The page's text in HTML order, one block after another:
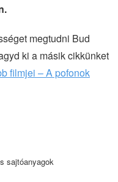
megtudni Bud
ki a másik cikkünket
filmjei – A pofonok
sajtóanyagok